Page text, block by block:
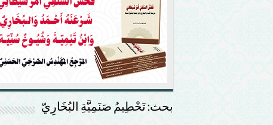
بحث: تَحْطِيمُ صَنَمِيَّةِ البُخَارِيّ